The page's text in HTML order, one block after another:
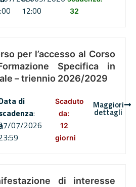
12:00
32
per l’accesso al Corso
Specifica in
– triennio 2026/2029
di
:
07/2026
Scaduto
da:
12
giorni
Maggiori
dettagli
di interesse